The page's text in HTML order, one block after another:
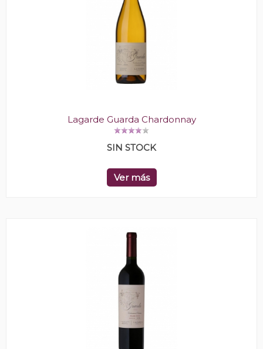
Lagarde Guarda Chardonnay
SIN STOCK
Ver más